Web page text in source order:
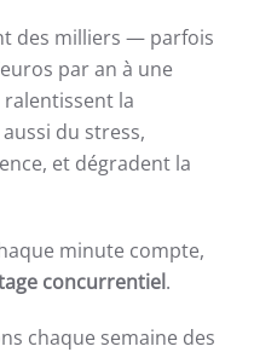
des milliers — parfois
par an à une
la
du stress,
et dégradent la
minute compte,
concurrentiel.
chaque semaine des